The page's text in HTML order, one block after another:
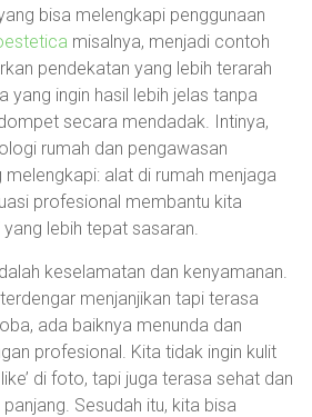
bisa melengkapi penggunaan
misalnya, menjadi contoh
pendekatan yang lebih terarah
yang ingin hasil lebih jelas tanpa
secara mendadak. Intinya,
rumah dan pengawasan
alat di rumah menjaga
profesional membantu kita
lebih tepat sasaran.
keselamatan dan kenyamanan.
menjanjikan tapi terasa
ada baiknya menunda dan
profesional. Kita tidak ingin kulit
di foto, tapi juga terasa sehat dan
Sesudah itu, kita bisa